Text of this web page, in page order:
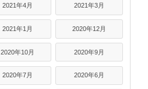
2021年4月 2021年3月
2021年1月 2020年12月
2020年10月 2020年9月
2020年7月 2020年6月